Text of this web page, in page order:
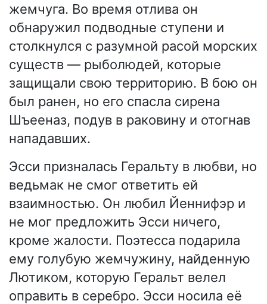
жемчуга. Во время отлива он
обнаружил подводные ступени и
столкнулся с разумной расой морских
существ — рыболюдей, которые
защищали свою территорию. В бою он
был ранен, но его спасла сирена
Шъееназ, подув в раковину и отогнав
нападавших.
Эсси призналась Геральту в любви, но
ведьмак не смог ответить ей
взаимностью. Он любил Йеннифэр и
не мог предложить Эсси ничего,
кроме жалости. Поэтесса подарила
ему голубую жемчужину, найденную
Лютиком, которую Геральт велел
оправить в серебро. Эсси носила её